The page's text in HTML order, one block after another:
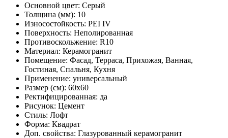
Основной цвет: Серый
Толщина (мм): 10
Износостойкость: PEI IV
Поверхность: Неполированная
Противоскольжение: R10
Материал: Керамогранит
Помещение: Фасад, Терраса, Прихожая, Ванная,
Гостиная, Спальня, Кухня
Применение: универсальный
Размер (см): 60x60
Ректифицированная: да
Рисунок: Цемент
Стиль: Лофт
Форма: Квадрат
Доп. свойства: Глазурованный керамогранит